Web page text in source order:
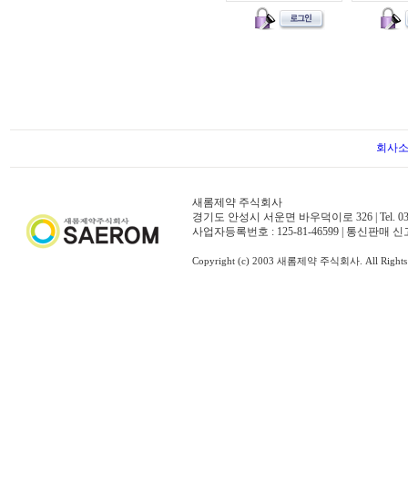
회사
새롬제약 주식회사
경기도 안성시 서운면 바우덕이로 326 | Tel.
사업자등록번호 : 125-81-46599 | 통신판매
Copyright (c) 2003 새롬제약 주식회사. All Rights